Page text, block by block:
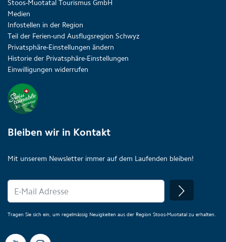
Stoos-Muotatal Tourismus GmbH
Medien
Infostellen in der Region
Teil der Ferien-und Ausflugsregion Schwyz
Privatsphäre-Einstellungen ändern
Historie der Privatsphäre-Einstellungen
Einwilligungen widerrufen
Bleiben wir in Kontakt
Mit unserem Newsletter immer auf dem Laufenden bleiben!
Tragen Sie sich ein, um regelmässig Neuigkeiten aus der Region Stoos-Muotatal zu erhalten.